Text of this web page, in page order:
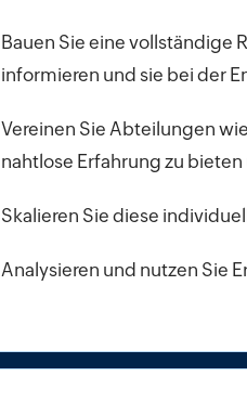
Bauen Sie eine vollständige
informieren und sie bei der
Vereinen Sie Abteilungen
nahtlose Erfahrung zu
Skalieren Sie diese
Analysieren und nutzen Sie